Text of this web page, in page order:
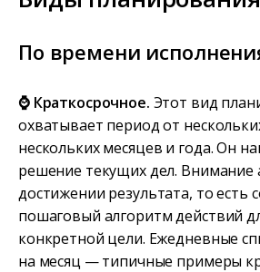
По времени
⌚ Краткосрочное. Этот вид
охватывает период от
нескольких месяцев и года. Он
решение текущих дел. Внимание
достижении результата, то есть
пошаговый алгоритм действий
конкретной цели. Ежедневные
на месяц — типичные примеры